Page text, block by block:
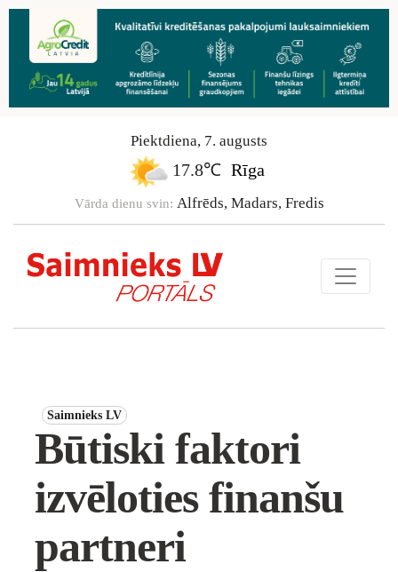
Piektdiena, 7. augusts
17.8℃ Rīga
Vārda dienu svin: Alfrēds, Madars, Fredis
Saimnieks LV
Būtiski faktori
izvēloties finanšu
partneri